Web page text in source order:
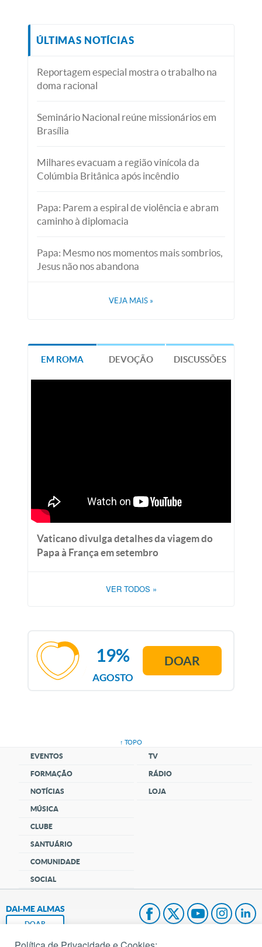
ÚLTIMAS NOTÍCIAS
Reportagem especial mostra o trabalho na
doma racional
Seminário Nacional reúne missionários em
Brasília
Milhares evacuam a região vinícola da
Colúmbia Britânica após incêndio
Papa: Parem a espiral de violência e abram
caminho à diplomacia
Papa: Mesmo nos momentos mais sombrios,
Jesus não nos abandona
VEJA MAIS »
EM ROMA DEVOÇÃO DISCUSSÕES
Vaticano divulga detalhes da viagem do
Papa à França em setembro
VER TODOS »
AGOSTO
19% DOAR
↑ TOPO
EVENTOS
FORMAÇÃO
NOTÍCIAS
MÚSICA
CLUBE
SANTUÁRIO
COMUNIDADE
SOCIAL
TV
RÁDIO
LOJA
DAI-ME ALMAS
DOAR